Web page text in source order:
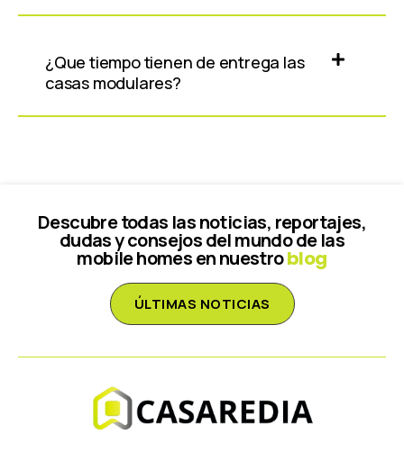
¿Que tiempo tienen de entrega las
casas modulares?
Descubre todas las noticias, reportajes,
dudas y consejos del mundo de las
mobile homes en nuestroblog
ÚLTIMAS NOTICIAS